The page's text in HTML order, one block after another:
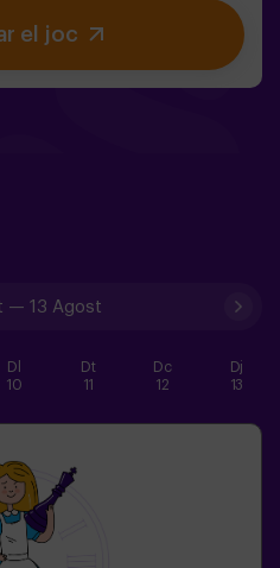
Cada criatura és única i us
diferent. Aquí no es tracta
i viure una aventura
el joc
— 13 Agost
Dl
10
Dt
11
Dc
12
Dj
13